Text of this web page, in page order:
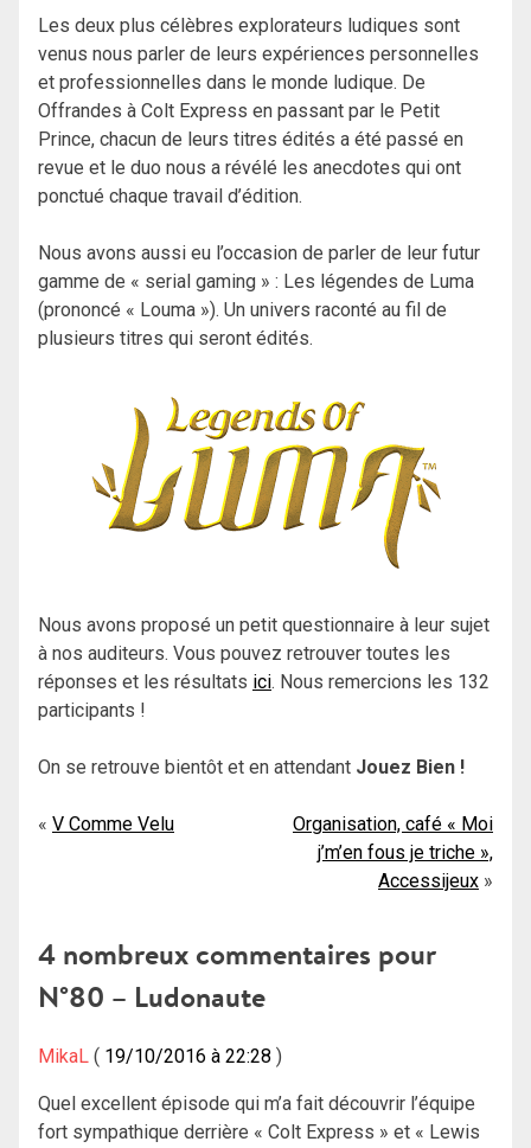
Les deux plus célèbres explorateurs ludiques sont
venus nous parler de leurs expériences personnelles
et professionnelles dans le monde ludique. De
Offrandes à Colt Express en passant par le Petit
Prince, chacun de leurs titres édités a été passé en
revue et le duo nous a révélé les anecdotes qui ont
ponctué chaque travail d’édition.
Nous avons aussi eu l’occasion de parler de leur futur
gamme de « serial gaming » : Les légendes de Luma
(prononcé « Louma »). Un univers raconté au fil de
plusieurs titres qui seront édités.
Nous avons proposé un petit questionnaire à leur sujet
à nos auditeurs. Vous pouvez retrouver toutes les
réponses et les résultats ici. Nous remercions les 132
participants !
On se retrouve bientôt et en attendant Jouez Bien !
Navigation
V Comme Velu
Organisation, café « Moi
j’m’en fous je triche »,
Accessijeux
4 nombreux commentaires pour
N°80 – Ludonaute
MikaL 19/10/2016 à 22:28
Quel excellent épisode qui m’a fait découvrir l’équipe
fort sympathique derrière « Colt Express » et « Lewis